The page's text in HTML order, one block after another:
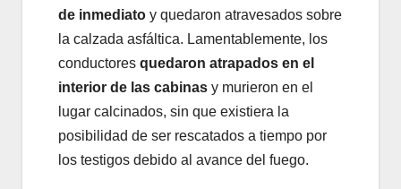
de inmediato y quedaron atravesados sobre
la calzada asfáltica. Lamentablemente, los
conductores quedaron atrapados en el
interior de las cabinas y murieron en el
lugar calcinados, sin que existiera la
posibilidad de ser rescatados a tiempo por
los testigos debido al avance del fuego.